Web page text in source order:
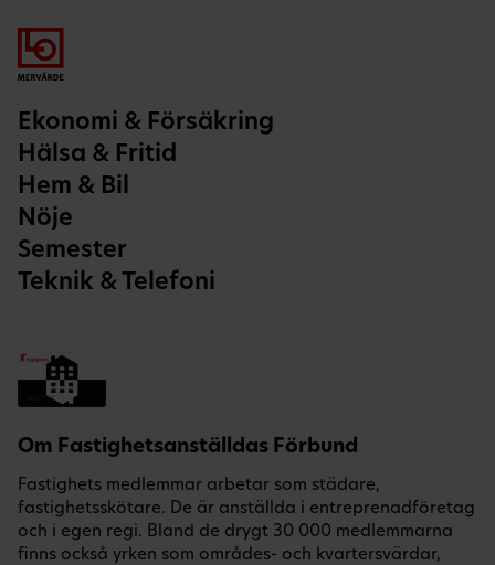
Ekonomi & Försäkring
Hälsa & Fritid
Hem & Bil
Nöje
Semester
Teknik & Telefoni
Om Fastighetsanställdas Förbund
Fastighets medlemmar arbetar som städare,
fastighetsskötare. De är anställda i entreprenadföretag
och i egen regi. Bland de drygt 30 000 medlemmarna
finns också yrken som områdes- och kvartersvärdar,